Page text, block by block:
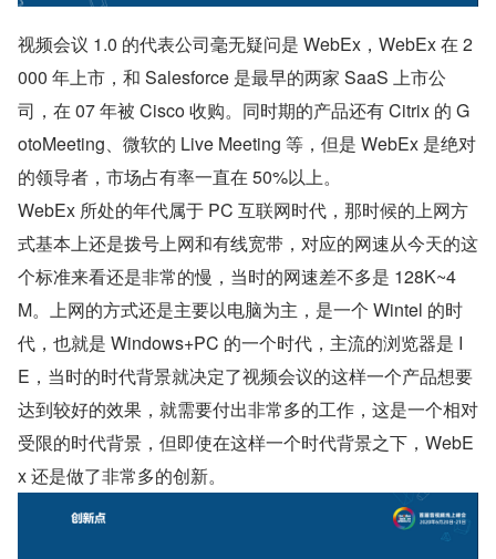
视频会议 1.0 的代表公司毫无疑问是 WebEx，WebEx 在 2
000 年上市，和 Salesforce 是最早的两家 SaaS 上市公
司，在 07 年被 Cisco 收购。同时期的产品还有 Citrix 的 G
otoMeeting、微软的 Live Meeting 等，但是 WebEx 是绝对
的领导者，市场占有率一直在 50%以上。
WebEx 所处的年代属于 PC 互联网时代，那时候的上网方
式基本上还是拨号上网和有线宽带，对应的网速从今天的这
个标准来看还是非常的慢，当时的网速差不多是 128K~4
M。上网的方式还是主要以电脑为主，是一个 Wintel 的时
代，也就是 Windows+PC 的一个时代，主流的浏览器是 I
E，当时的时代背景就决定了视频会议的这样一个产品想要
达到较好的效果，就需要付出非常多的工作，这是一个相对
受限的时代背景，但即使在这样一个时代背景之下，WebE
x 还是做了非常多的创新。